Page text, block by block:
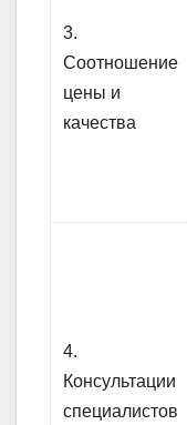
3.
Соотношение
цены и
качества
4.
Консультации
специалистов